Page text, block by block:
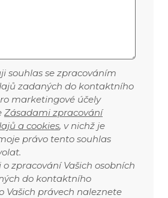
souhlas se zpracováním
zadaných do kontaktního
marketingové účely
Zásadami zpracování
a cookies, v nichž je
právo tento souhlas
zpracování Vašich osobních
do kontaktního
Vašich právech naleznete